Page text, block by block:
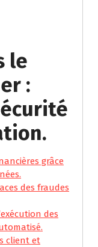
le
:
grâce
des fraudes
des
client et